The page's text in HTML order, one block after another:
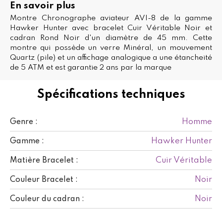
Spécifications techniques
Genre : Homme
Gamme : Hawker Hunter
Matière Bracelet : Cuir Véritable
Couleur Bracelet : Noir
Couleur du cadran : Noir
En savoir plus
Montre Chronographe aviateur AVI-8 de la gamme
Hawker Hunter avec bracelet Cuir Véritable Noir et
cadran Rond Noir d'un diamètre de 45 mm. Cette
montre qui possède un verre Minéral, un mouvement
Quartz (pile) et un affichage analogique a une étancheité
de 5 ATM et est garantie 2 ans par la marque